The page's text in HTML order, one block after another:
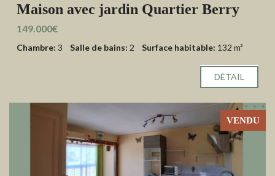
Maison avec jardin Quartier Berry
149.000€
Chambre: 3 Salle de bains: 2 Surface habitable: 132 m²
DÉTAIL
VENDU